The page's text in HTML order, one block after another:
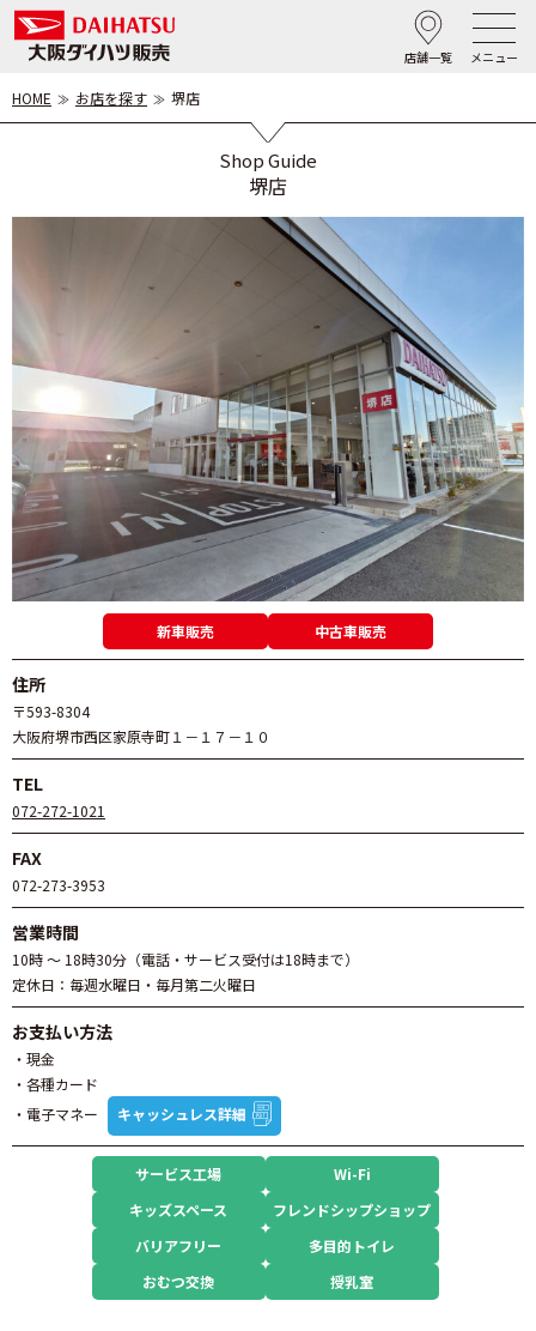
店舗一覧 メニュー
HOME お店を探す 堺店
Shop Guide
堺店
新車販売 中古車販売
住所
〒593-8304
大阪府堺市西区家原寺町１－１７－１０
TEL
072-272-1021
FAX
072-273-3953
営業時間
10時 ～ 18時30分（電話・サービス受付は18時まで）
定休日：毎週水曜日・毎月第二火曜日
お支払い方法
・現金
・各種カード
・電子マネー
キャッシュレス詳細
サービス工場
Wi-Fi
キッズスペース
フレンドシップショップ
バリアフリー
多目的トイレ
おむつ交換
授乳室